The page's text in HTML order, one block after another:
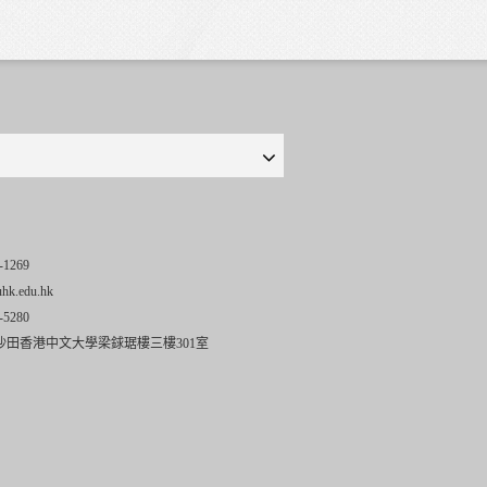
1269
5280
田香港中文大學梁銶琚樓三樓301室